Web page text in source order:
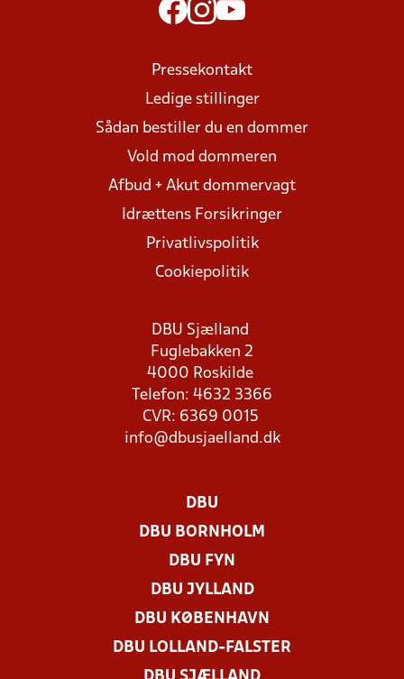
Pressekontakt
Ledige stillinger
Sådan bestiller du en dommer
Vold mod dommeren
Afbud + Akut dommervagt
Idrættens Forsikringer
Privatlivspolitik
Cookiepolitik
DBU Sjælland
Fuglebakken 2
4000 Roskilde
Telefon: 4632 3366
CVR: 6369 0015
info@dbusjaelland.dk
DBU
DBU BORNHOLM
DBU FYN
DBU JYLLAND
DBU KØBENHAVN
DBU LOLLAND-FALSTER